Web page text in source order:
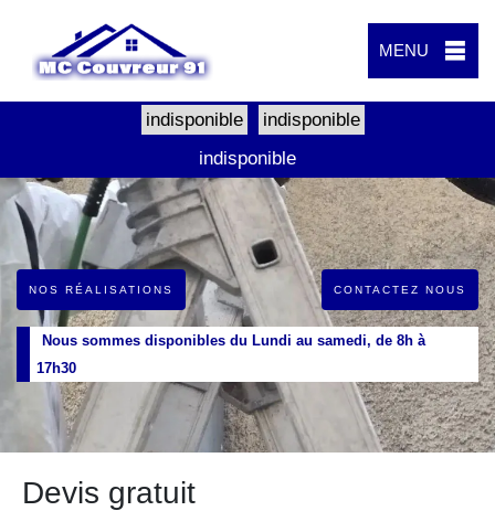
MENU
indisponible
indisponible
indisponible
NOS RÉALISATIONS CONTACTEZ NOUS
Nous sommes disponibles du Lundi au samedi, de 8h à
17h30
Devis gratuit